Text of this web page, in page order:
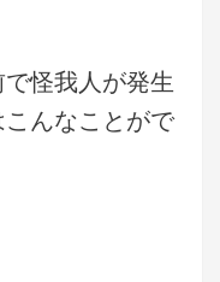
怪我人が発生
んなことがで